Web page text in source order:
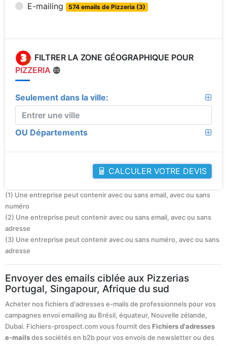
E-mailing 574 emails de Pizzeria (3)
FILTRER LA ZONE GÉOGRAPHIQUE POUR
PIZZERIA
Seulement dans la ville:
OU Départements
CALCULER VOTRE DEVIS
(1) Une entreprise peut contenir avec ou sans email, avec ou sans
numéro
(2) Une entreprise peut contenir avec ou sans email, avec ou sans
adresse
(3) Une entreprise peut contenir avec ou sans numéro, avec ou sans
adresse
Envoyer des emails ciblée aux Pizzerias
Portugal, Singapour, Afrique du sud
Acheter nos fichiers d'adresses e-mails de professionnels pour vos
campagnes envoi emailing au Brésil, équateur, Nouvelle zélande,
Dubai. Fichiers-prospect.com vous fournit desFichiers d'adresses
e-mailsdes sociétés en b2b pour vos envois de newsletter ou des